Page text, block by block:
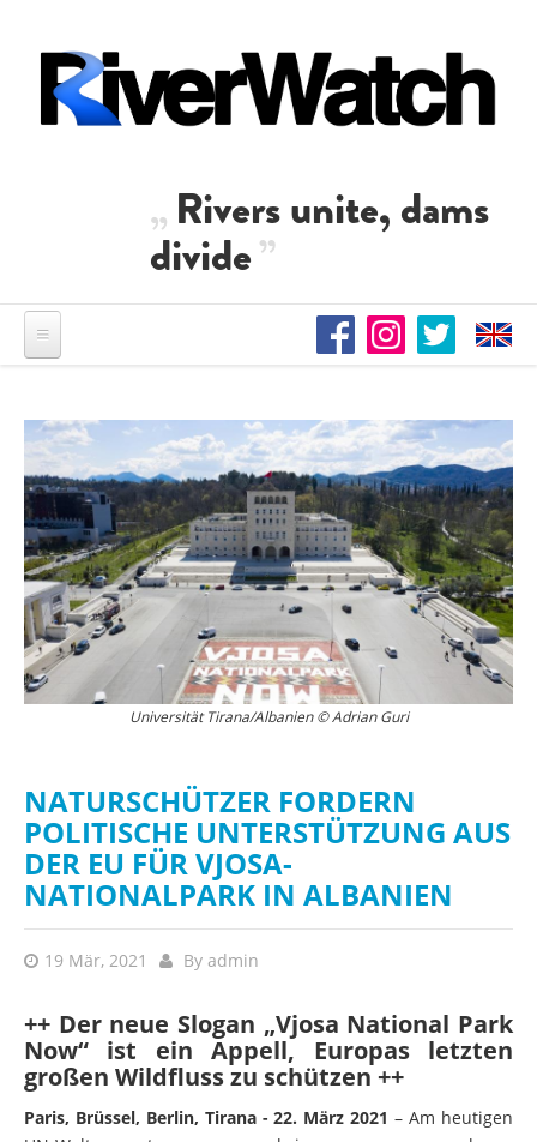
Rivers unite, dams
divide
Universität Tirana/Albanien © Adrian Guri
NATURSCHÜTZER FORDERN
POLITISCHE UNTERSTÜTZUNG AUS
DER EU FÜR VJOSA-
NATIONALPARK IN ALBANIEN
19 Mär, 2021 By admin
++ Der neue Slogan „Vjosa National Park
Now“ ist ein Appell, Europas letzten
großen Wildfluss zu schützen ++
Paris, Brüssel, Berlin, Tirana - 22. März 2021 – Am heutigen